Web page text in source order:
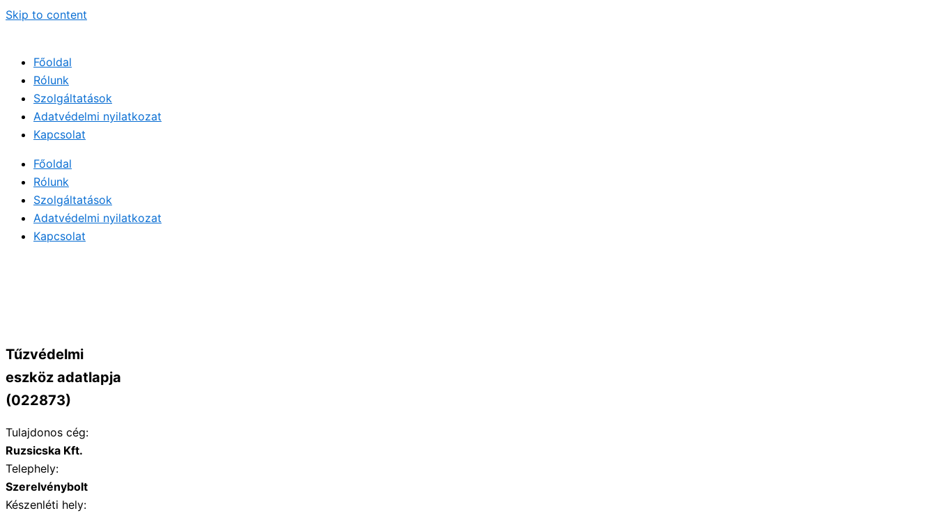
Skip to content
Főoldal
Rólunk
Szolgáltatások
Adatvédelmi nyilatkozat
Kapcsolat
Főoldal
Rólunk
Szolgáltatások
Adatvédelmi nyilatkozat
Kapcsolat
Tűzvédelmi
eszköz adatlapja
(022873)
Tulajdonos cég:
Ruzsicska Kft.
Telephely:
Szerelvénybolt
Készenléti hely: